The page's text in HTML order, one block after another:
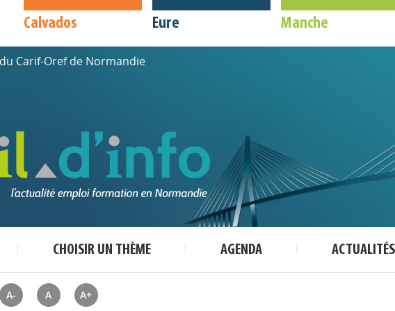
Calvados Eure Manche
Carif-Oref de Normandie
CHOISIR UN THÈME AGENDA ACTUALITÉS
A- A A+